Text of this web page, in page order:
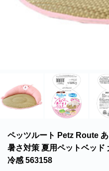
ペッツルート Petz Route
暑さ対策 夏用ペットベッド
冷感 563158